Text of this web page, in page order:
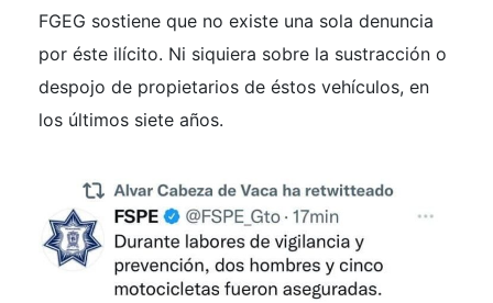
FGEG sostiene que no existe una sola denuncia
por éste ilícito. Ni siquiera sobre la sustracción o
despojo de propietarios de éstos vehículos, en
los últimos siete años.